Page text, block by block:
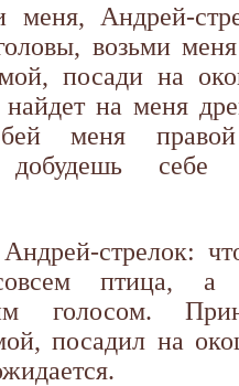
Андрей-
возьми
посади на
найдет на меня
меня
себе
стрелок:
птица, а
голосом.
посадил на